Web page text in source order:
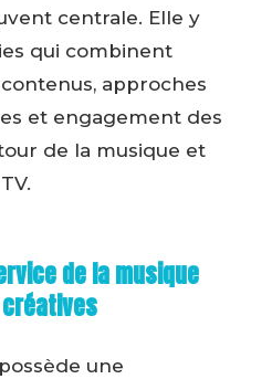
centrale. Elle y
qui combinent
approches
et engagement des
de la musique et
de la musique
une